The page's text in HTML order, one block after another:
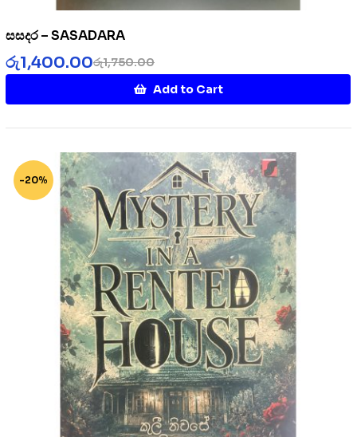
සසදර – SASADARA
රු1,750.00
රු1,400.00
Add to Cart
-20%